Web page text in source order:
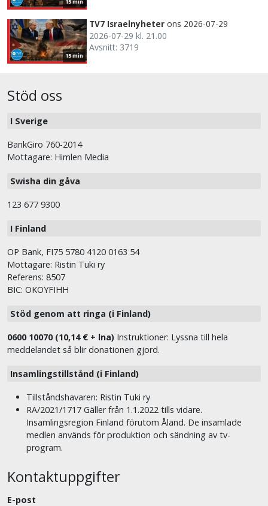
15 min
15 min
TV7 Israelnyheter ons 2026-07-29
2026-07-29 kl. 21.00
Avsnitt: 3719
Stöd oss
I Sverige
BankGiro 760-2014
Mottagare: Himlen Media
Swisha din gåva
123 677 9300
I Finland
OP Bank, FI75 5780 4120 0163 54
Mottagare: Ristin Tuki ry
Referens: 8507
BIC: OKOYFIHH
Stöd genom att ringa (i Finland)
0600 10070 (10,14 € + lna) Instruktioner: Lyssna till hela
meddelandet så blir donationen gjord.
Insamlingstillstånd (i Finland)
Tillståndshavaren: Ristin Tuki ry
RA/2021/1717 Gäller från 1.1.2022 tills vidare.
Insamlingsregion Finland förutom Åland. De insamlade
medlen används för produktion och sändning av tv-
program.
Kontaktuppgifter
E-post